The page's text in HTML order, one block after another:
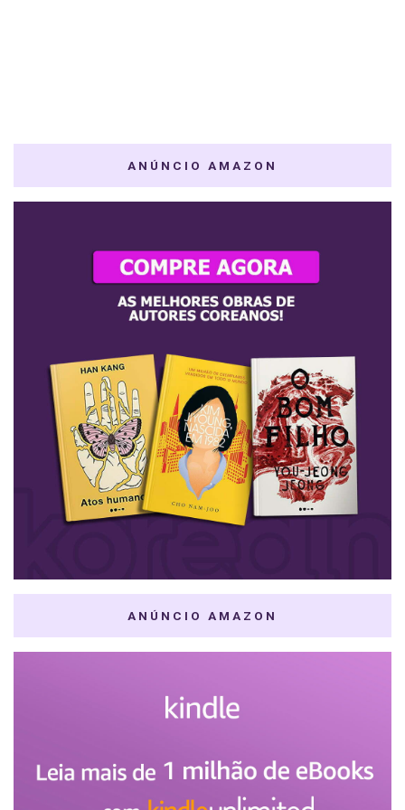
ANÚNCIO AMAZON
ANÚNCIO AMAZON